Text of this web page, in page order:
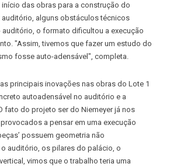
das obras para a construção do
auditório, alguns obstáculos técnicos
auditório, o formato dificultou a execução
"Assim, tivemos que fazer um estudo do
fosse auto-adensável", completa.
principais inovações nas obras do Lote 1
autoadensável no auditório e a
fato do projeto ser do Niemeyer já nos
a pensar em uma execução
possuem geometria não
auditório, os pilares do palácio, o
vimos que o trabalho teria uma